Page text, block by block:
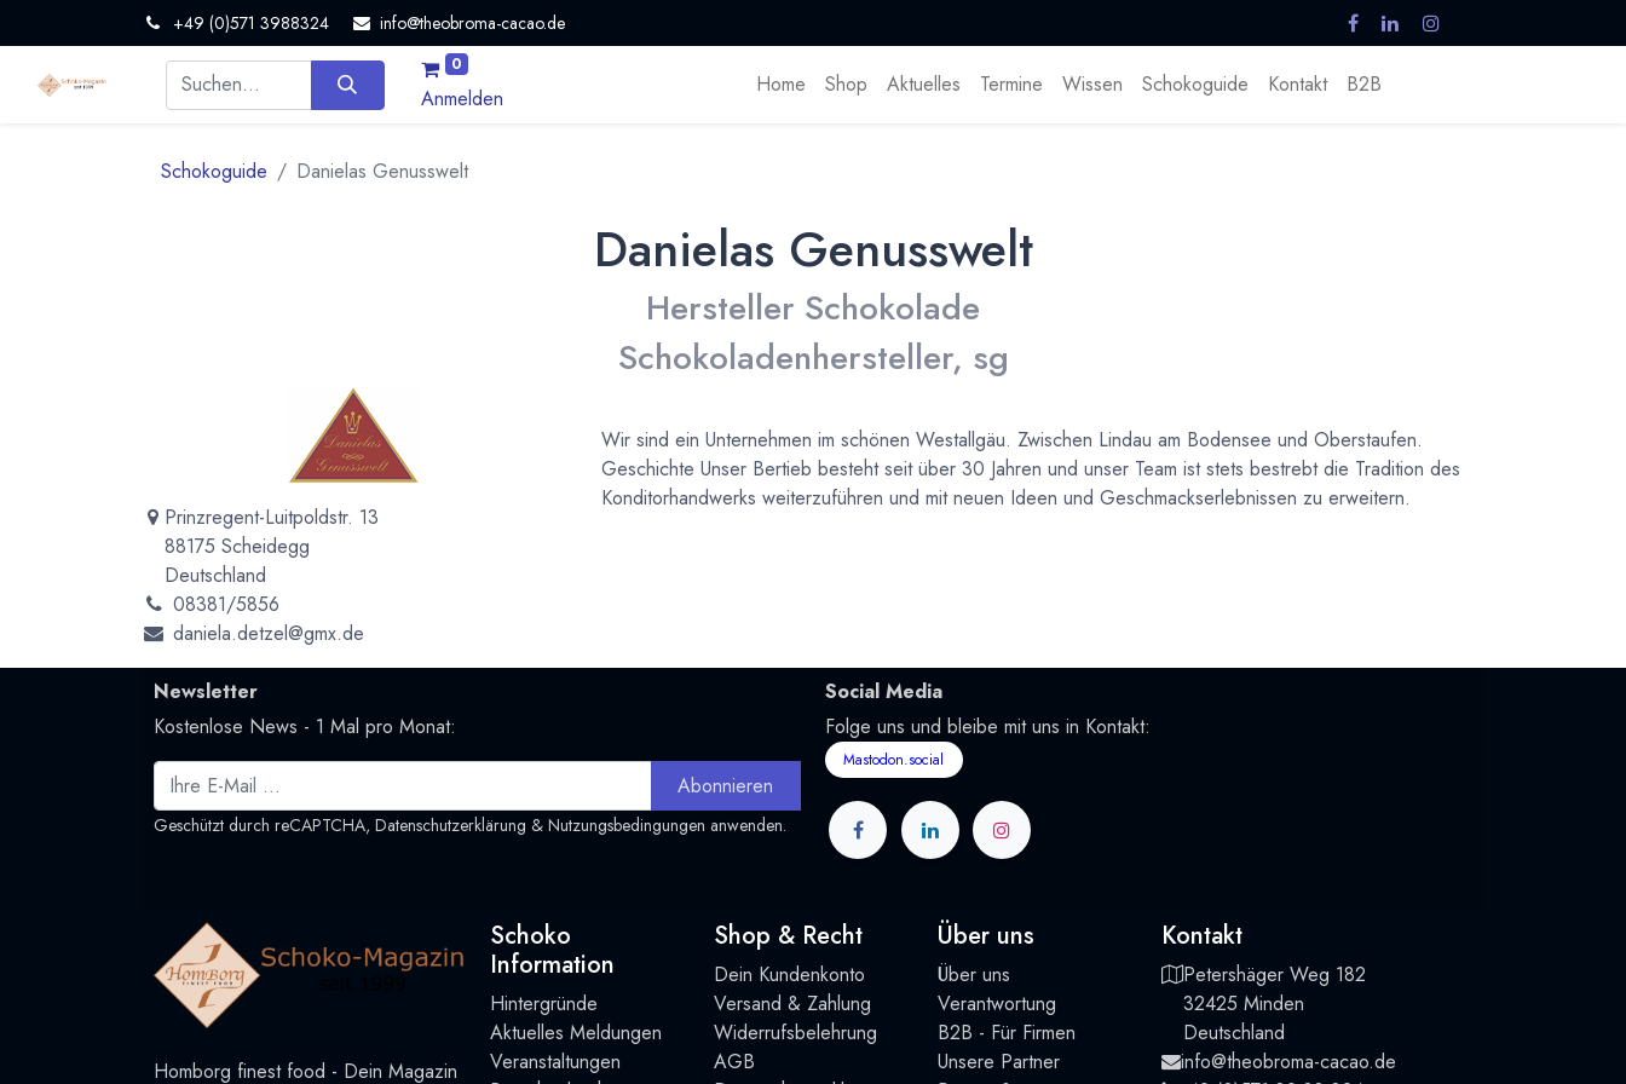
+49 (0)571 3988324 info@theobroma-cacao.de
0
Anmelden
Home Shop Aktuelles Termine Wissen Schokoguide Kontakt B2B
Schokoguide Danielas Genusswelt
Danielas Genusswelt
Hersteller Schokolade
Schokoladenhersteller, sg
Prinzregent-Luitpoldstr. 13
88175 Scheidegg
Deutschland
08381/5856
daniela.detzel@gmx.de
Wir sind ein Unternehmen im schönen Westallgäu. Zwischen Lindau am Bodensee und Oberstaufen.
Geschichte Unser Bertieb besteht seit über 30 Jahren und unser Team ist stets bestrebt die Tradition des
Konditorhandwerks weiterzuführen und mit neuen Ideen und Geschmackserlebnissen zu erweitern.
Newsletter
Kostenlose News - 1 Mal pro Monat:
Abonnieren
Geschützt durch reCAPTCHA, Datenschutzerklärung & Nutzungsbedingungen anwenden.
Social Media
Folge uns und bleibe mit uns in Kontakt:
Mastodon.social
Schoko
Information
Hintergründe
Aktuelles Meldungen
Veranstaltungen
Shop & Recht
Dein Kundenkonto
Versand & Zahlung
Widerrufsbelehrung
AGB
Über uns
Über uns
Verantwortung
B2B - Für Firmen
Unsere Partner
Kontakt
Petershäger Weg 182
32425 Minden
Deutschland
info@theobroma-cacao.de
Homborg finest food - Dein Magazin